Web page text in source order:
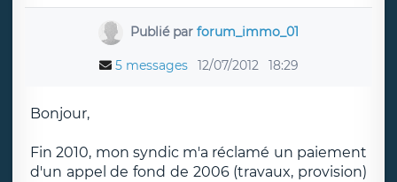
Publié par forum_immo_01
5 messages 12/07/2012 18:29
Bonjour,
Fin 2010, mon syndic m'a réclamé un paiement
d'un appel de fond de 2006 (travaux, provision)